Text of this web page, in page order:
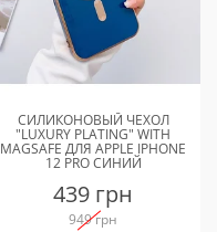
СИЛИКОНОВЫЙ ЧЕХОЛ
"LUXURY PLATING" WITH
MAGSAFE ДЛЯ APPLE IPHONE
12 PRO СИНИЙ
439 грн
949 грн